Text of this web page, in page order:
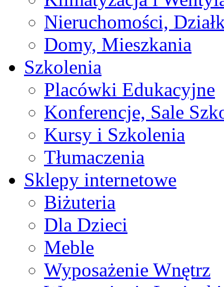
Nieruchomości,
Domy, Mieszkania
Szkolenia
Placówki Edukacyjne
Konferencje, Sale
Kursy i Szkolenia
Tłumaczenia
Sklepy internetowe
Biżuteria
Dla Dzieci
Meble
Wyposażenie Wnętrz